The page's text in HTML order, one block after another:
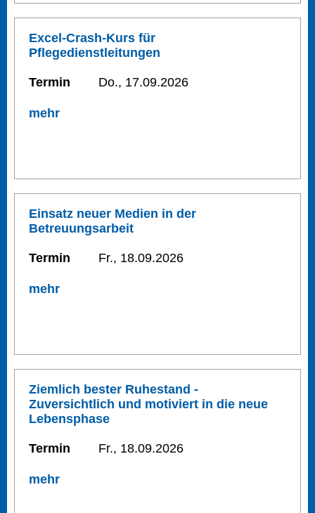
Excel-Crash-Kurs für
Pflegedienstleitungen
Termin Do., 17.09.2026
mehr
Einsatz neuer Medien in der
Betreuungsarbeit
Termin Fr., 18.09.2026
mehr
Ziemlich bester Ruhestand -
Zuversichtlich und motiviert in die neue
Lebensphase
Termin Fr., 18.09.2026
mehr